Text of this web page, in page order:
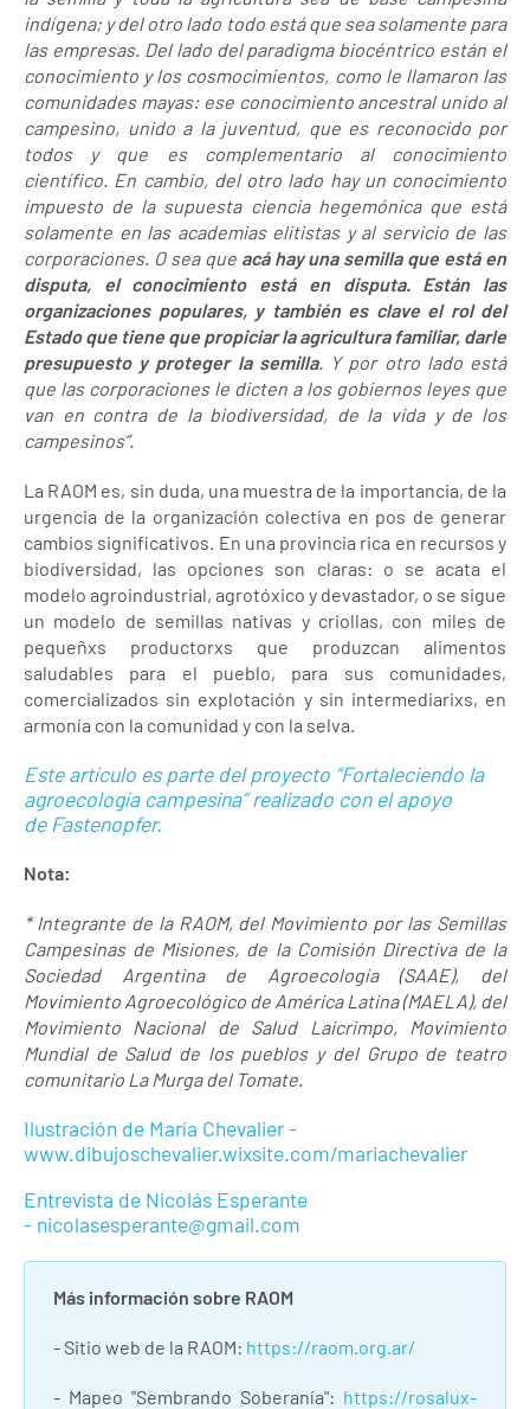
indígena; y del otro lado todo está que sea solamente para
las empresas. Del lado del paradigma biocéntrico están el
conocimiento y los cosmocimientos, como le llamaron las
comunidades mayas: ese conocimiento ancestral unido al
campesino, unido a la juventud, que es reconocido por
todos y que es complementario al conocimiento
científico. En cambio, del otro lado hay un conocimiento
impuesto de la supuesta ciencia hegemónica que está
solamente en las academias elitistas y al servicio de las
corporaciones. O sea que acá hay una semilla que está en
disputa, el conocimiento está en disputa. Están las
organizaciones populares, y también es clave el rol del
Estado que tiene que propiciar la agricultura familiar, darle
presupuesto y proteger la semilla. Y por otro lado está
que las corporaciones le dicten a los gobiernos leyes que
van en contra de la biodiversidad, de la vida y de los
campesinos”.
La RAOM es, sin duda, una muestra de la importancia, de la
urgencia de la organización colectiva en pos de generar
cambios significativos. En una provincia rica en recursos y
biodiversidad, las opciones son claras: o se acata el
modelo agroindustrial, agrotóxico y devastador, o se sigue
un modelo de semillas nativas y criollas, con miles de
pequeñxs productorxs que produzcan alimentos
saludables para el pueblo, para sus comunidades,
comercializados sin explotación y sin intermediarixs, en
armonía con la comunidad y con la selva.
Este artículo es parte del proyecto “Fortaleciendo la
agroecología campesina” realizado con el apoyo
de Fastenopfer.
Nota:
* Integrante de la RAOM, del Movimiento por las Semillas
Campesinas de Misiones, de la Comisión Directiva de la
Sociedad Argentina de Agroecología (SAAE), del
Movimiento Agroecológico de América Latina (MAELA), del
Movimiento Nacional de Salud Laicrimpo, Movimiento
Mundial de Salud de los pueblos y del Grupo de teatro
comunitario La Murga del Tomate.
Ilustración de María Chevalier -
www.dibujoschevalier.wixsite.com/mariachevalier
Entrevista de Nicolás Esperante
- nicolasesperante@gmail.com
Más información sobre RAOM
- Sitio web de la RAOM: https://raom.org.ar/
- Mapeo "Sembrando Soberanía": https://rosalux-